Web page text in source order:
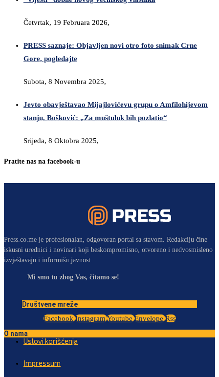
Četvrtak, 19 Februara 2026,
PRESS saznaje: Objavljen novi otro foto snimak Crne
Gore, pogledajte
Subota, 8 Novembra 2025,
Jevto obavještavao Mijajlovićevu grupu o Amfilohijevom
stanju, Bošković: „Za muštuluk bih pozlatio“
Srijeda, 8 Oktobra 2025,
Pratite nas na facebook-u
Press.co.me je profesionalan, odgovoran portal sa stavom. Redakciju čine
iskusni urednici i novinari koji beskompromisno, otvoreno i nedvosmisleno
izvještavaju i informišu javnost.
Mi smo tu zbog Vas, čitamo se!
Društvene mreže
Facebook Instagram Youtube Envelope Rss
O nama
Uslovi korišćenja
Impressum